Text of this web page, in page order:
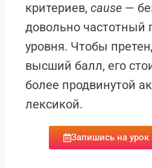
критериев, cause —
довольно частотный
уровня. Чтобы
высший балл, его
более продвинутой
лексикой.
Запишись на урок